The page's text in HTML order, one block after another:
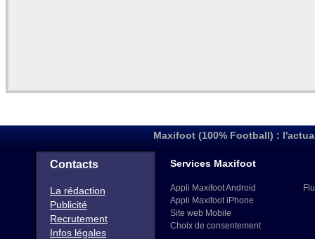
Maxifoot (100% Football) :
Contacts
La rédaction
Publicité
Recrutement
Infos légales
Services Maxifoot
Appli Maxifoot Android
Appli Maxifoot iPhone
Site web Mobile
Choix de consentement